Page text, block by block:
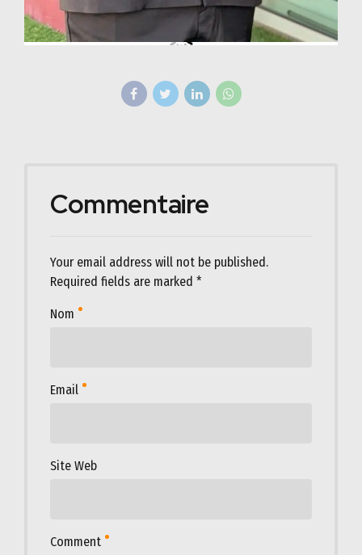
Commentaire
Your email address will not be published.
Required fields are marked *
Comment
Nom
Email
Site Web